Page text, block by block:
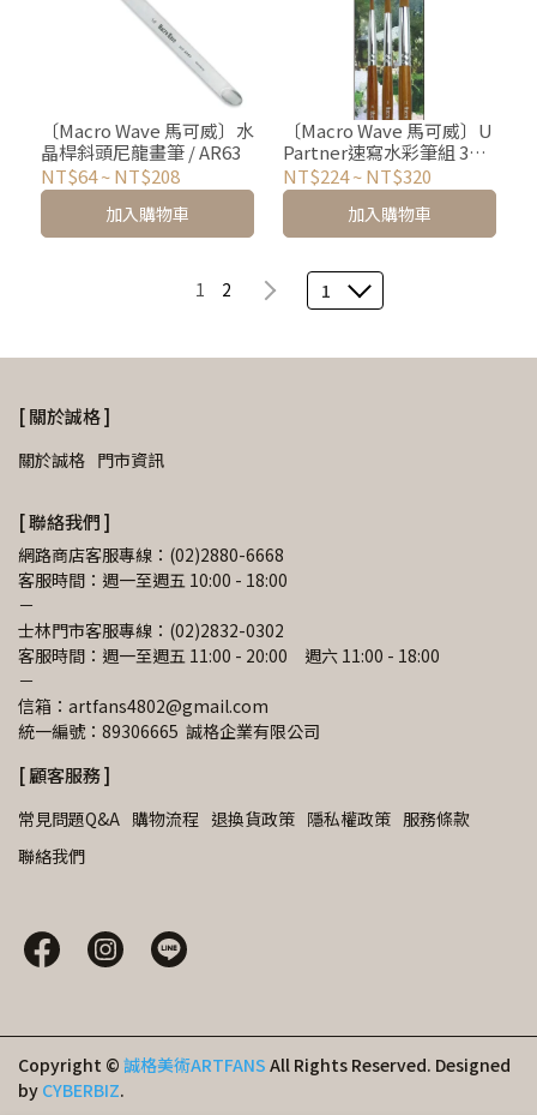
〔Macro Wave 馬可威〕水
晶桿斜頭尼龍畫筆 / AR63
NT$64~NT$208
加入購物車
〔Macro Wave 馬可威〕U
Partner速寫水彩筆組 3支
入 / 共5款
NT$224~NT$320
加入購物車
1 2 1
[ 關於誠格 ]
關於誠格 門市資訊
[ 聯絡我們 ]
網路商店客服專線：(02)2880-6668
客服時間：週一至週五 10:00 - 18:00
－
士林門市客服專線：(02)2832-0302
客服時間：週一至週五 11:00 - 20:00　週六 11:00 - 18:00
－
信箱：artfans4802@gmail.com
統一編號：89306665  誠格企業有限公司
[ 顧客服務 ]
常見問題Q&A 購物流程 退換貨政策 隱私權政策 服務條款
聯絡我們
Copyright © 誠格美術ARTFANS All Rights Reserved. Designed
by CYBERBIZ.